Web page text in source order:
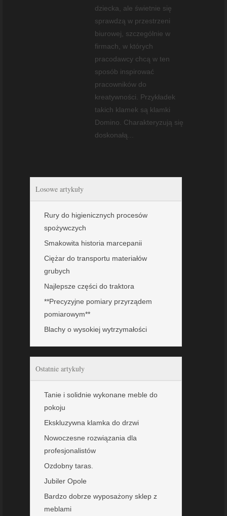
dziecka, ale świetnie się
sprawdzą w przestrzeni
biurowej, szczególnie w
firmach, w których
pracodawcy chcą w ten
sposób inspirować
pracowników do
kreatywności. Przykładek
takich klamek są klamki
Domino. Charakteryzują się
doskonałą...
Losowe artykuły
Rury do higienicznych procesów
spożywczych
Smakowita historia marcepanii
Ciężar do transportu materiałów
grubych
Najlepsze części do traktora
**Precyzyjne pomiary przyrządem
pomiarowym**
Blachy o wysokiej wytrzymałości
Ostatnie artykuły
Tanie i solidnie wykonane meble do
pokoju
Ekskluzywna klamka do drzwi
Nowoczesne rozwiązania dla
profesjonalistów
Ozdobny taras.
Jubiler Opole
Bardzo dobrze wyposażony sklep z
meblami